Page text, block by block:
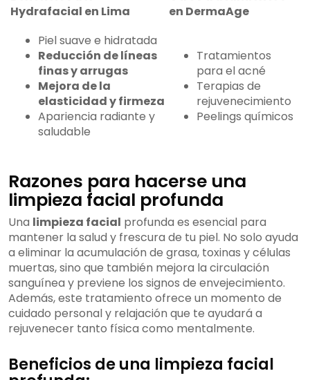
Hydrafacial en Lima
en DermaAge
Piel suave e hidratada
Reducción de líneas
finas y arrugas
Mejora de la
elasticidad y firmeza
Apariencia radiante y
saludable
Tratamientos
para el acné
Terapias de
rejuvenecimiento
Peelings químicos
Razones para hacerse una
limpieza facial profunda
Una limpieza facial profunda es esencial para
mantener la salud y frescura de tu piel. No solo ayuda
a eliminar la acumulación de grasa, toxinas y células
muertas, sino que también mejora la circulación
sanguínea y previene los signos de envejecimiento.
Además, este tratamiento ofrece un momento de
cuidado personal y relajación que te ayudará a
rejuvenecer tanto física como mentalmente.
Beneficios de una limpieza facial